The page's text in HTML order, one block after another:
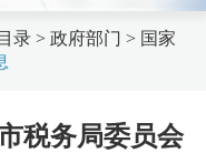
录 > 政府部门 > 国家
税务局委员会